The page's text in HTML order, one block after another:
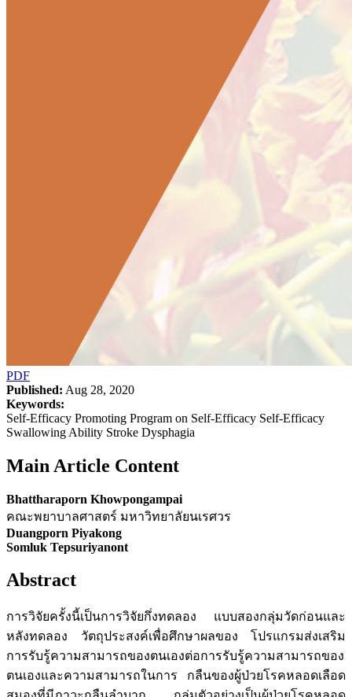
PDF
Published: Aug 28, 2020
Keywords:
Self-Efficacy Promoting Program on Self-Efficacy Self-Efficacy
Swallowing Ability Stroke Dysphagia
Main Article Content
Bhattharaporn Khowpongampai
คณะพยาบาลศาสตร์ มหาวิทยาลัยนเรศวร
Duangporn Piyakong
Somluk Tepsuriyanont
Abstract
การวิจัยครั้งนี้เป็นการวิจัยกึ่งทดลอง แบบสองกลุ่มวัดก่อนและ
หลังทดลอง วัตถุประสงค์เพื่อศึกษาผลของ โปรแกรมส่งเสริม
การรับรู้ความสามารถของตนเองต่อการรับรู้ความสามารถของ
ตนเองและความสามารถในการ กลืนของผู้ป่วยโรคหลอดเลือด